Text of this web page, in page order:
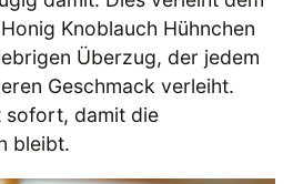
Knoblauch Hühnchen
Überzug, der jedem
Geschmack verleiht.
sofort, damit die
bleibt.